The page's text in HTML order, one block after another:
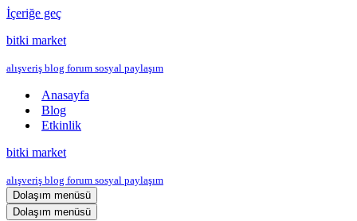
İçeriğe geç
bitki market
alışveriş blog forum sosyal paylaşım
Anasayfa
Blog
Etkinlik
bitki market
alışveriş blog forum sosyal paylaşım
Dolaşım menüsü
Dolaşım menüsü